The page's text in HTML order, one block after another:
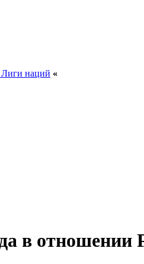
Лиги наций «
в отношении